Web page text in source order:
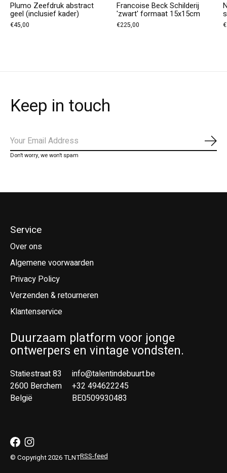
Plumo Zeefdruk abstract
geel (inclusief kader)
€45,00
Francoise Beck Schilderij
'zwart' formaat 15x15cm
€225,00
Keep in touch
Don’t worry, we won’t spam
Service
Over ons
Algemene voorwaarden
Privacy Policy
Verzenden & retourneren
Klantenservice
Duurzaam platform voor jonge
ontwerpers en vintage vondsten.
Statiestraat 83
2600 Berchem
België
info@talentindebuurt.be
+32 494622245
BE0509930483
© Copyright 2026 TLNTRSS-feed